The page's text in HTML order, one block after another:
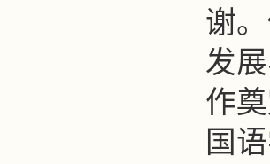
谢
发
作
国